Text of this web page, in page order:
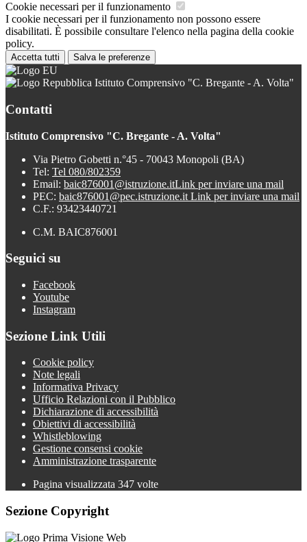
Cookie necessari per il funzionamento
I cookie necessari per il funzionamento non possono essere
disabilitati. È possibile consultare l'elenco nella pagina della cookie
policy.
Accetta tutti Salva le preferenze
Istituto Comprensivo "C. Bregante - A. Volta"
Contatti
Istituto Comprensivo "C. Bregante - A. Volta"
Via Pietro Gobetti n.°45 - 70043 Monopoli (BA)
Tel: Tel 080/802359
Email: baic876001@istruzione.itLink per inviare una mail
PEC: baic876001@pec.istruzione.it Link per inviare una mail
C.F.: 93423440721
C.M. BAIC876001
Seguici su
Facebook
Youtube
Instagram
Sezione Link Utili
Cookie policy
Note legali
Informativa Privacy
Ufficio Relazioni con il Pubblico
Dichiarazione di accessibilità
Obiettivi di accessibilità
Whistleblowing
Gestione consensi cookie
Amministrazione trasparente
Pagina visualizzata 347 volte
Sezione Copyright